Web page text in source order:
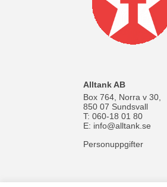
Alltank AB
Box 764, Norra v 30,
850 07 Sundsvall
T: 060-18 01 80
E: info@alltank.se
Personuppgifter